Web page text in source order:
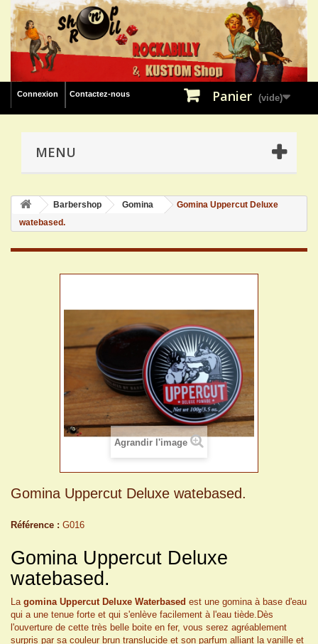
Connexion Contactez-nous Panier (vide)
MENU
Barbershop Gomina
Gomina Uppercut Deluxe
watebased.
Agrandir l'image
Gomina Uppercut Deluxe watebased.
Référence : G016
Gomina Uppercut Deluxe
watebased.
La gomina Uppercut Deluxe Waterbased est une gomina à base d'eau
qui a une tenue forte et qui s'enlève facilement à l'eau tiède.Dès
l'ouverture de cette très belle boite en fer, vous serez agréablement
surpris par sa couleur brun translucide et son parfum alliant la vanille et